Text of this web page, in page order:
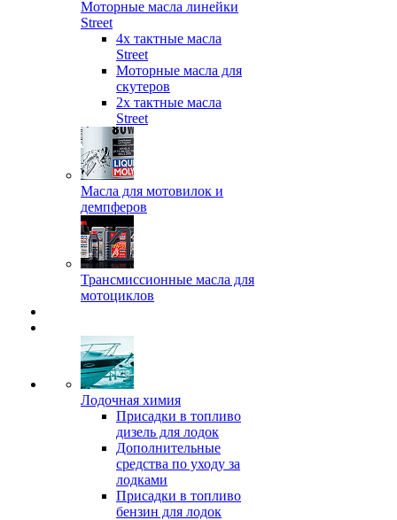
Моторные масла линейки
Street
4х тактные масла
Street
Моторные масла для
скутеров
2х тактные масла
Street
Масла для мотовилок и
демпферов
Трансмиссионные масла для
мотоциклов
Лодочная химия
Присадки в топливо
дизель для лодок
Дополнительные
средства по уходу за
лодками
Присадки в топливо
бензин для лодок